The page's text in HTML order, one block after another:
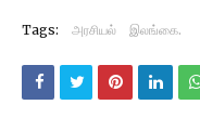
Tags: அரசியல் இலங்கை.